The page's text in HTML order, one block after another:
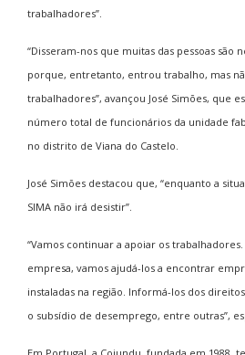
trabalhadores”.
“Disseram-nos que muitas das pessoas são
porque, entretanto, entrou trabalho, mas
trabalhadores”, avançou José Simões, que
número total de funcionários da unidade
no distrito de Viana do Castelo.
José Simões destacou que, “enquanto a
SIMA não irá desistir”.
“Vamos continuar a apoiar os
empresa, vamos ajudá-los a encontrar
instaladas na região. Informá-los dos
o subsídio de desemprego, entre outras”,